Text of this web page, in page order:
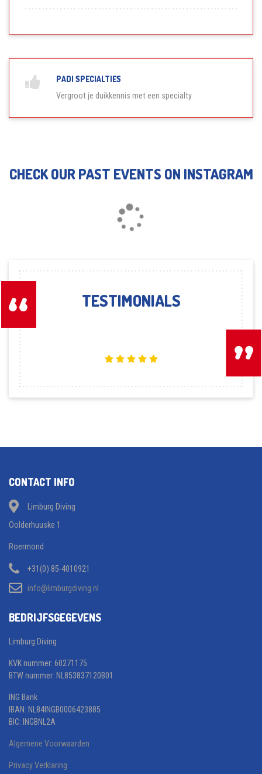
PADI SPECIALTIES
Vergroot je duikkennis met een specialty
CHECK OUR PAST EVENTS ON INSTAGRAM
TESTIMONIALS
CONTACT INFO
Limburg Diving
Oolderhuuske 1
Roermond
+31(0) 85-4010921
info@limburgdiving.nl
BEDRIJFSGEGEVENS
Limburg Diving
KVK nummer: 60271175
BTW nummer: NL853837120B01
ING Bank
IBAN: NL84INGB0006423885
BIC: INGBNL2A
Algemene Voorwaarden
Privacy Verklaring